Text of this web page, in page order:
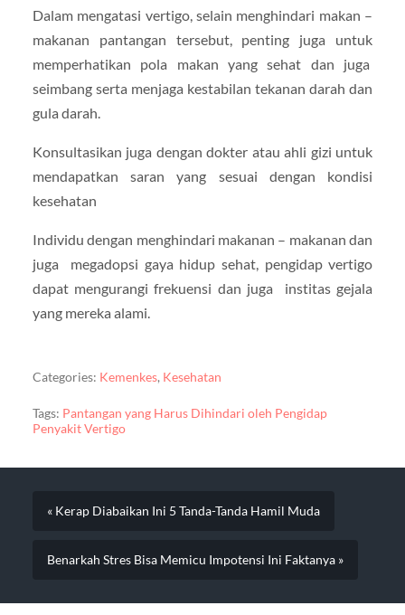
Dalam mengatasi vertigo, selain menghindari makan –
makanan pantangan tersebut, penting juga untuk
memperhatikan pola makan yang sehat dan juga
seimbang serta menjaga kestabilan tekanan darah dan
gula darah.
Konsultasikan juga dengan dokter atau ahli gizi untuk
mendapatkan saran yang sesuai dengan kondisi
kesehatan
Individu dengan menghindari makanan – makanan dan
juga megadopsi gaya hidup sehat, pengidap vertigo
dapat mengurangi frekuensi dan juga institas gejala
yang mereka alami.
Categories: Kemenkes, Kesehatan
Tags: Pantangan yang Harus Dihindari oleh Pengidap
Penyakit Vertigo
« Kerap Diabaikan Ini 5 Tanda-Tanda Hamil Muda
Benarkah Stres Bisa Memicu Impotensi Ini Faktanya »